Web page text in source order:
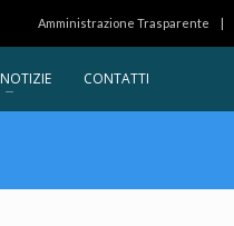
Amministrazione Trasparente
NOTIZIE CONTATTI